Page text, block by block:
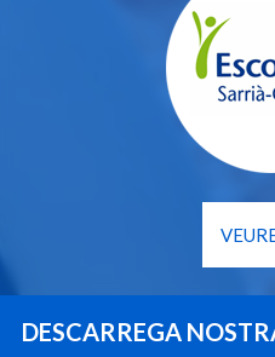
DESCARREGA